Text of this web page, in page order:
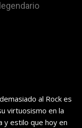
al Rock es
virtuosismo en la
y estilo que hoy en